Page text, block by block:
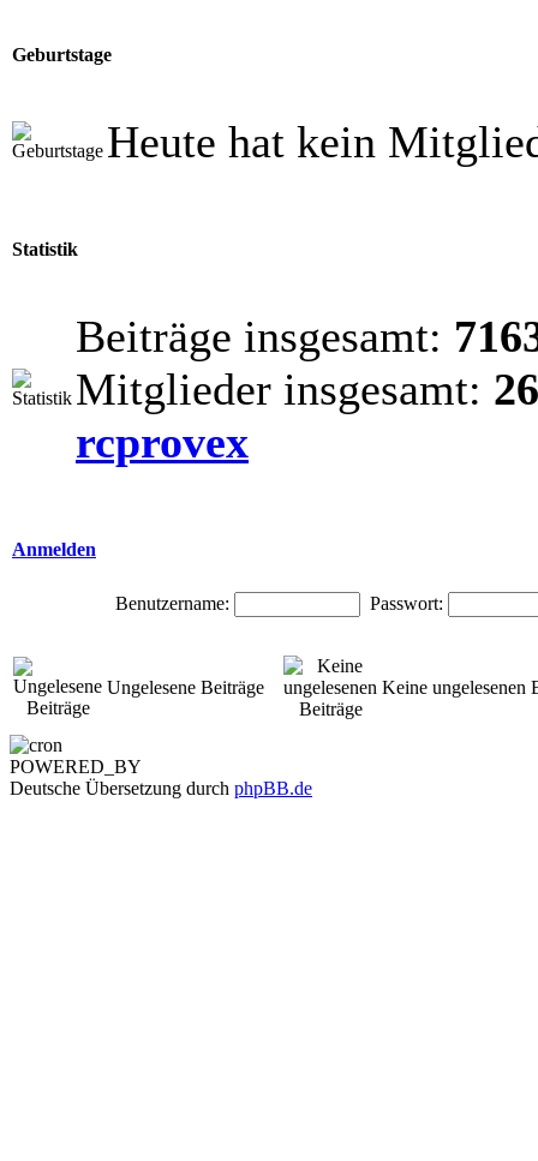
Geburtstage
Heute hat kein
Statistik
Beiträge insgesamt:
Mitglieder insgesamt:
rcprovex
Anmelden
Benutzername: Passwort:
Ungelesene Beiträge Keine ungelesenen
POWERED_BY
Deutsche Übersetzung durch phpBB.de